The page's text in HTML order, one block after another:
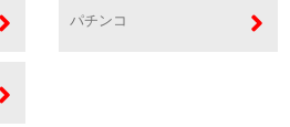
パチンコ